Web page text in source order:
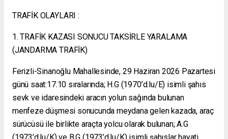
TRAFİK OLAYLARI :
1. TRAFİK KAZASI SONUCU TAKSİRLE YARALAMA
(JANDARMA TRAFİK)
Ferizli-Sinanoğlu Mahallesinde, 29 Haziran 2026 Pazartesi
günü saat:17.10 sıralarında; H.G (1970’d.lu/E) isimli şahıs
sevk ve idaresindeki aracın yolun sağında bulunan
menfeze düşmesi sonucunda meydana gelen kazada, araç
sürücüsü ile birlikte araçta yolcu olarak bulunan; A.G